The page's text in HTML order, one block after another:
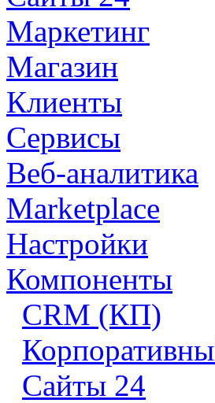
Маркетинг
Магазин
Клиенты
Сервисы
Веб-аналитика
Marketplace
Настройки
Компоненты
CRM (КП)
Сайты 24